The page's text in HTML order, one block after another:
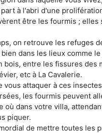
à l'abri d'une
être les fourmis ; elles
on retrouve les refuges
dans les lieux comme
bois, entre les fissures des
etc à La Cavalerie.
vous attaquer à ces
les fourmis peuvent
où dans votre villa,
piquer.
de mettre toutes les